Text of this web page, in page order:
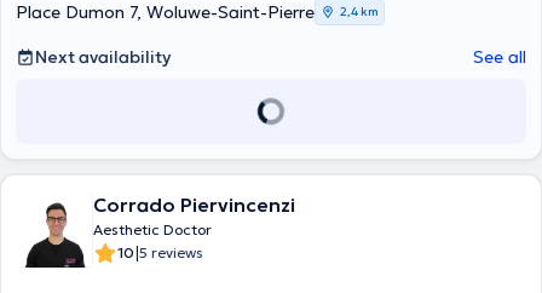
Place Dumon 7, Woluwe-Saint-Pierre 2,4 km
Next availability See all
Corrado Piervincenzi
Aesthetic Doctor
10|5 reviews